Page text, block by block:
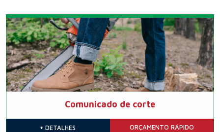
Comunicado de corte
+ DETALHES ORÇAMENTO RÁPIDO